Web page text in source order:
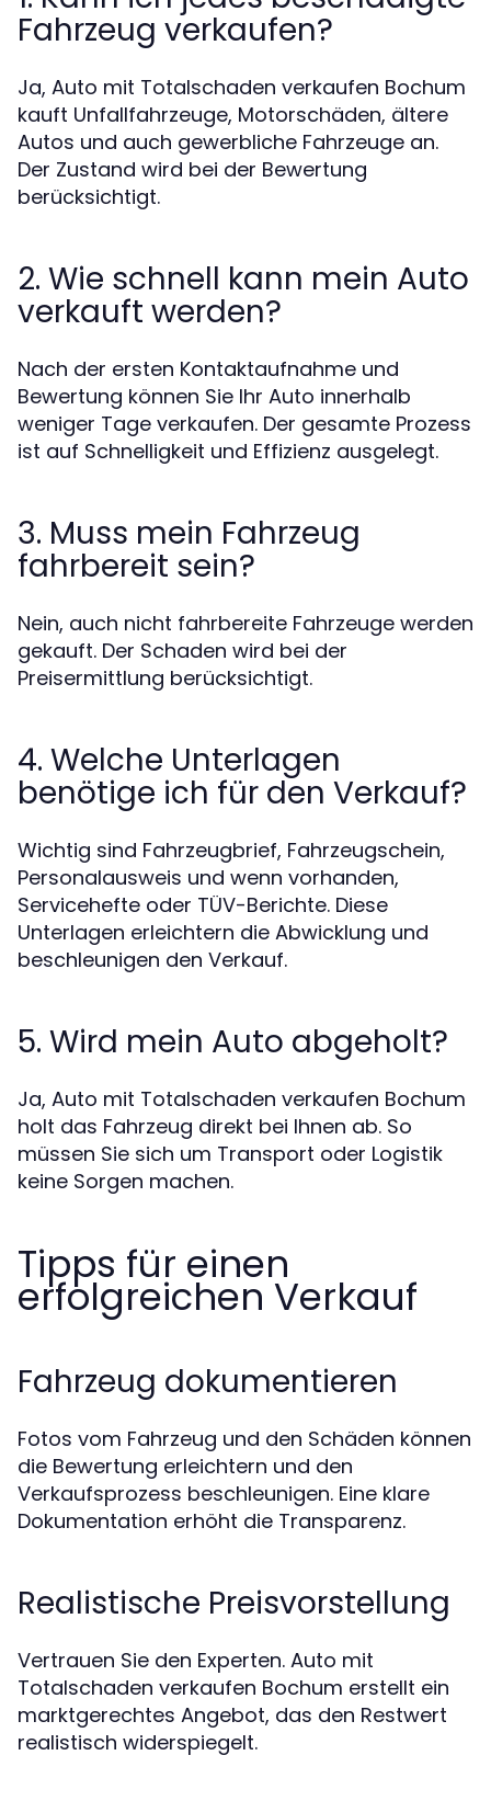
Fahrzeug verkaufen?
Ja, Auto mit Totalschaden verkaufen Bochum
kauft Unfallfahrzeuge, Motorschäden, ältere
Autos und auch gewerbliche Fahrzeuge an.
Der Zustand wird bei der Bewertung
berücksichtigt.
2. Wie schnell kann mein Auto
verkauft werden?
Nach der ersten Kontaktaufnahme und
Bewertung können Sie Ihr Auto innerhalb
weniger Tage verkaufen. Der gesamte Prozess
ist auf Schnelligkeit und Effizienz ausgelegt.
3. Muss mein Fahrzeug
fahrbereit sein?
Nein, auch nicht fahrbereite Fahrzeuge werden
gekauft. Der Schaden wird bei der
Preisermittlung berücksichtigt.
4. Welche Unterlagen
benötige ich für den Verkauf?
Wichtig sind Fahrzeugbrief, Fahrzeugschein,
Personalausweis und wenn vorhanden,
Servicehefte oder TÜV-Berichte. Diese
Unterlagen erleichtern die Abwicklung und
beschleunigen den Verkauf.
5. Wird mein Auto abgeholt?
Ja, Auto mit Totalschaden verkaufen Bochum
holt das Fahrzeug direkt bei Ihnen ab. So
müssen Sie sich um Transport oder Logistik
keine Sorgen machen.
Tipps für einen
erfolgreichen Verkauf
Fahrzeug dokumentieren
Fotos vom Fahrzeug und den Schäden können
die Bewertung erleichtern und den
Verkaufsprozess beschleunigen. Eine klare
Dokumentation erhöht die Transparenz.
Realistische Preisvorstellung
Vertrauen Sie den Experten. Auto mit
Totalschaden verkaufen Bochum erstellt ein
marktgerechtes Angebot, das den Restwert
realistisch widerspiegelt.